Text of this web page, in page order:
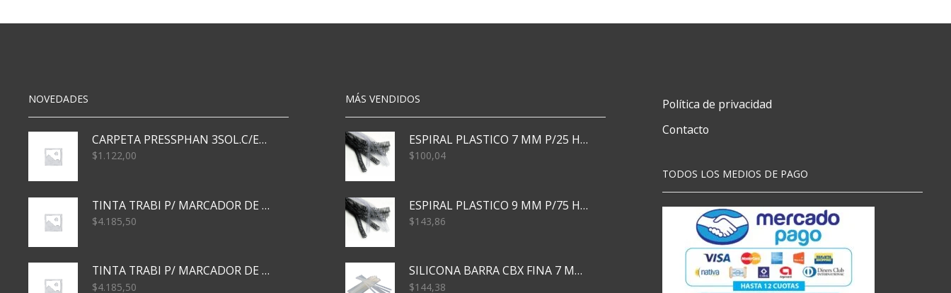
5
mtrs
NOVEDADES
CARPETA PRESSPHAN 3SOL.C/ELAST MARRON A4 P01A
$1.122,00
TINTA TRABI P/ MARCADOR DE PIZARRA x30ml AZUL
$4.185,50
TINTA TRABI P/ MARCADOR DE PIZARRA x30ml ROJO
$4.185,50
MÁS VENDIDOS
ESPIRAL PLASTICO 7 MM P/25 HJS X50x3000
$100,04
ESPIRAL PLASTICO 9 MM P/75 HJS X50X2400
$143,86
SILICONA BARRA CBX FINA 7 MM 28 CM
$144,38
Política de privacidad
Contacto
TODOS LOS MEDIOS DE PAGO